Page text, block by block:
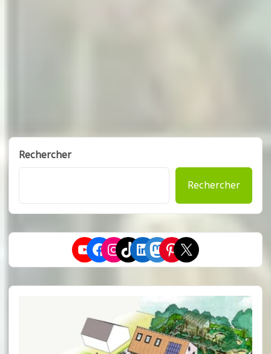
Rechercher
Rechercher
YouTube
Facebook
Instagram
TikTok
LinkedIn
Mastodon
Pinterest
X